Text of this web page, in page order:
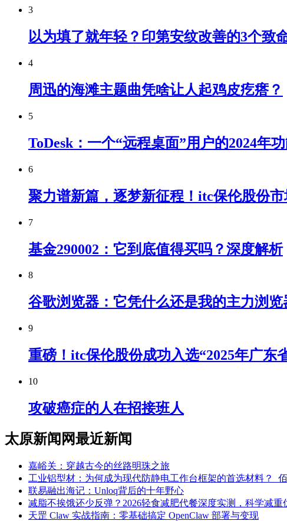
3
以为填了就年轻？印第安纹改善的3个致
4
周迅的海滩主题曲凭啥让人起鸡皮疙瘩？
5
ToDesk：一个“远程桌面”用户的2024年
6
聚力谱新篇，逐梦新征程！itc保伦股份
7
基金290002：它到底值得买吗？深度解析
8
谷歌浏览器：它凭什么还是我的主力浏览
9
重磅！itc保伦股份成功入选“2025年广东
10
攻破癌症的人在招接班人
太原新闻网最近新闻
嘉峪关：穿越古今的丝路明珠之旅
工业铝型材：为何成为现代防静电工作台框架的首选材料？_
联易融出海记：Unloq背后的十年野心
减脂不挨饿还少反弹？2026轻食减肥代餐深度实测，科学减重
天罡 Claw 实战指南：零基础搞定 OpenClaw 部署与变现